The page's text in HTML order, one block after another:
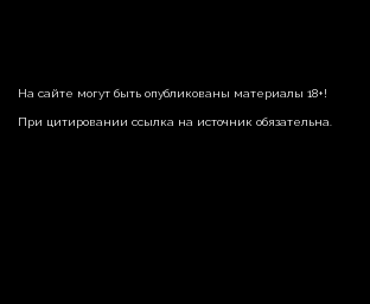
На сайте могут быть опубликованы материалы 18+!
При цитировании ссылка на источник обязательна.